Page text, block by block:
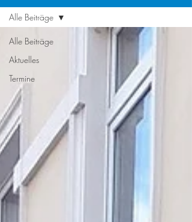
Alle Beiträge
Aktuelles
Termine
Alle Beiträge